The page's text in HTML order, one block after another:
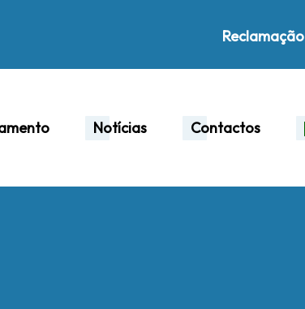
Reclamação
Notícias Contactos